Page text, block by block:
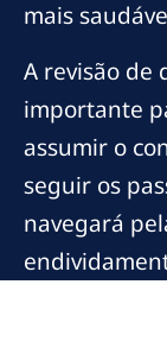
mais
A revisão de
importante
assumir o
seguir os
navegará